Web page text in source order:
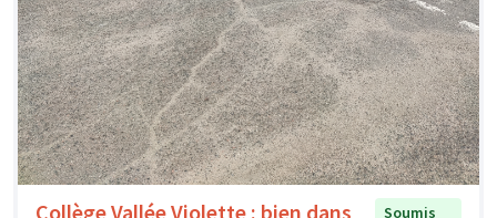
Collège Vallée Violette : bien dans
Soumis